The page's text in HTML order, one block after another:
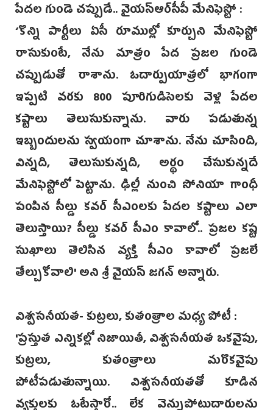
పేదల గుండె చప్పుడే.. ‌వైయస్ఆర్‌సీపీ మేనిఫెస్టో :
‘కొన్ని పార్టీలు ఏసీ రూముల్లో కూర్చుని మేనిఫెస్టో
రాసుకుంటే, నేను మాత్రం పేద ప్రజల గుండె
చప్పుడుతో రాశాను. ఓదార్పుయాత్రలో భాగంగా
ఇప్పటి వరకు 800 పూరిగుడిసెలకు వెళ్లి పేదల
కష్టాలు తెలుసుకున్నాను. వారు పడుతున్న
ఇబ్బందులను స్వయంగా చూశాను. నేను చూసింది,
విన్నది, తెలుసుకున్నది, అర్థం చేసుకున్నదే
మేనిఫెస్టోలో పెట్టాను. ఢిల్లీ నుంచి సోనియా గాంధీ
పంపిన సీల్డు కవర్ సీఎంలకు పేదల కష్టాలు ఎలా
తెలుస్తాయి? సీల్డు కవ‌ర్ సీఎం కావాలో.. ప్రజల కష్ట
సుఖాలు తెలిసిన వ్యక్తి సీఎం కావాలో ప్రజలే
తేల్చుకోవాలి‌' అని శ్రీ వైయస్‌ జగన్‌ అన్నారు.
విశ్వసనీయత- కుట్రలు, కుతంత్రాల మధ్య పోటీ :
'ప్రస్తుత ఎన్నికల్లో నిజాయితీ, విశ్వసనీయత ఒకవైపు,
కుట్రలు, కుతంత్రాలు మరొకవైపు
పోటీపడుతున్నాయి. విశ్వసనీయతతో కూడిన